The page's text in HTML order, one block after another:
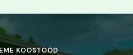
KOOSTÖÖD